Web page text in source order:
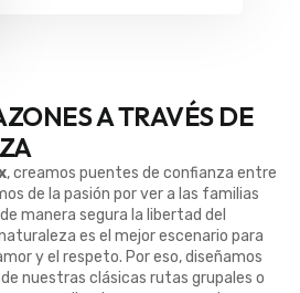
A TRAVÉS DE
, creamos puentes de confianza entre
de la pasión por ver a las familias
manera segura la libertad del
es el mejor escenario para
y el respeto. Por eso, diseñamos
nuestras clásicas rutas grupales o